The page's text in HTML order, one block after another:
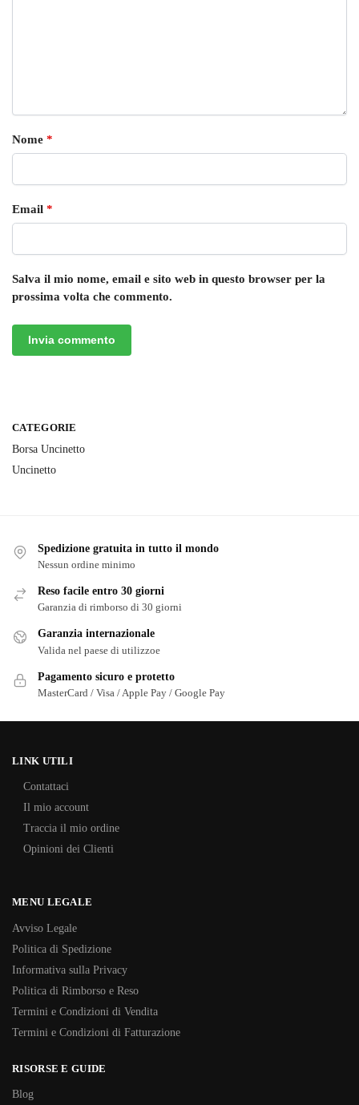
Nome *
Email *
Salva il mio nome, email e sito web in questo browser per la
prossima volta che commento.
CATEGORIE
Borsa Uncinetto
Uncinetto
Spedizione gratuita in tutto il mondo
Nessun ordine minimo
Reso facile entro 30 giorni
Garanzia di rimborso di 30 giorni
Garanzia internazionale
Valida nel paese di utilizzoe
Pagamento sicuro e protetto
MasterCard / Visa / Apple Pay / Google Pay
LINK UTILI
Contattaci
Il mio account
Traccia il mio ordine
Opinioni dei Clienti
MENU LEGALE
Avviso Legale
Politica di Spedizione
Informativa sulla Privacy
Politica di Rimborso e Reso
Termini e Condizioni di Vendita
Termini e Condizioni di Fatturazione
RISORSE E GUIDE
Blog